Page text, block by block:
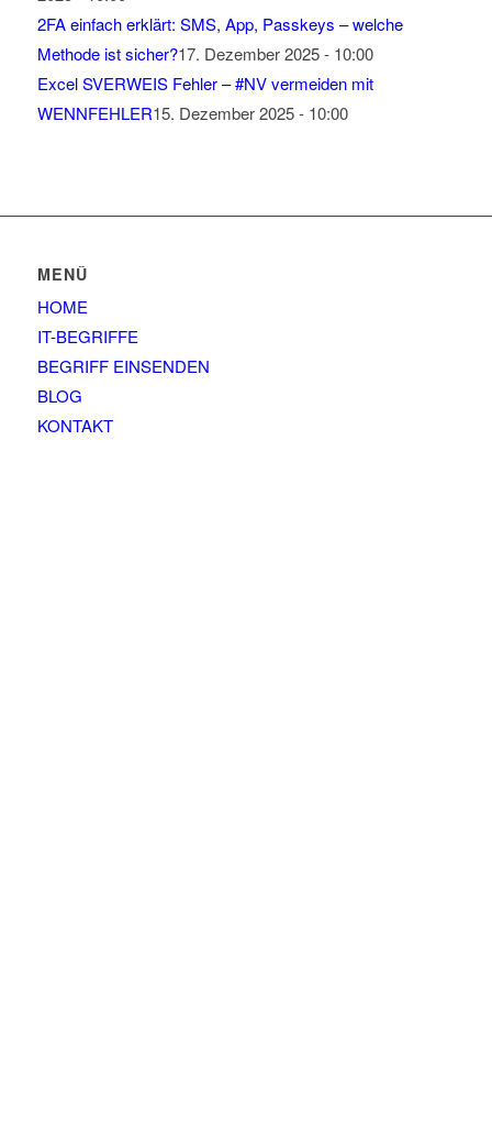
2FA einfach erklärt: SMS, App, Passkeys – welche
Methode ist sicher?17. Dezember 2025 - 10:00
Excel SVERWEIS Fehler – #NV vermeiden mit
WENNFEHLER15. Dezember 2025 - 10:00
MENÜ
HOME
IT-BEGRIFFE
BEGRIFF EINSENDEN
BLOG
KONTAKT